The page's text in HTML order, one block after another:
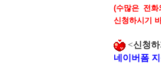
(수많은 전
신청하시기
<신청
네이버폼